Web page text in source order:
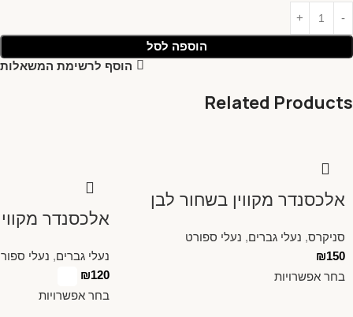
הוספה לסל
הוסף לרשימת המשאלות
Related Products
אלכסנדר מקווין בשחור לבן
סניקרס, נעלי גברים, נעלי ספורט
₪150
בחר אפשרויות
אלכסנדר
נעלי גברים, נעלי
₪120
בחר אפשרויות